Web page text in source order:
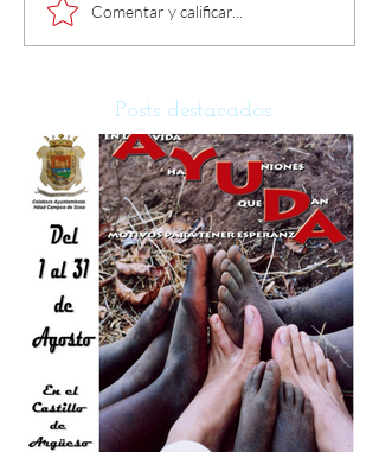
Comentar y calificar...
Posts destacados